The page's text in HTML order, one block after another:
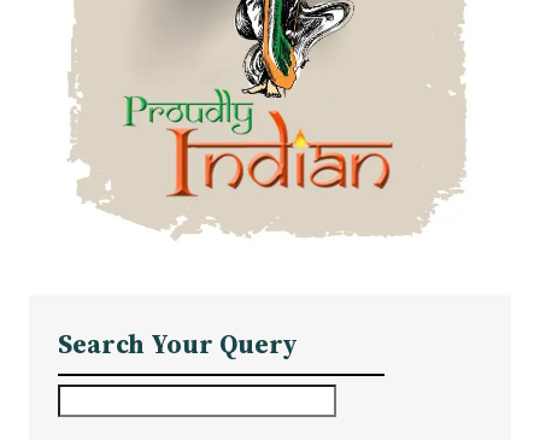
Search Your Query